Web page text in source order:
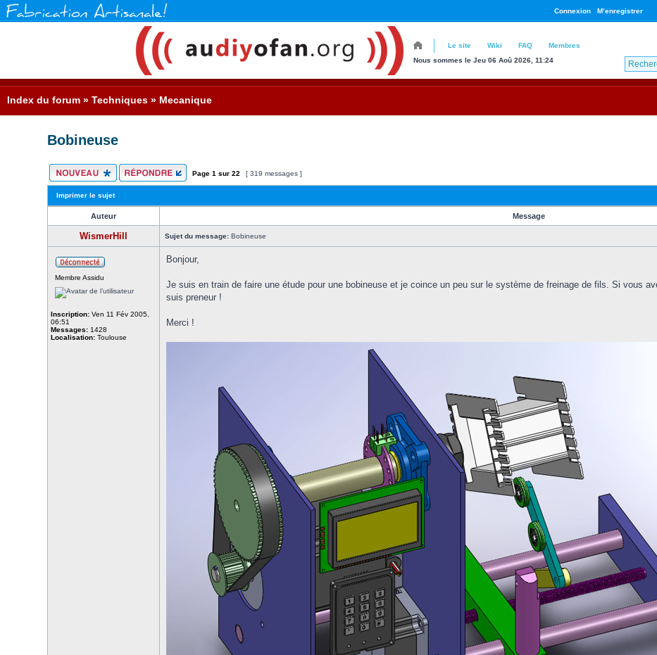
Connexion M’enregistrer
Le site Wiki FAQ
Membres
Nous sommes le Jeu 06 Aoû 2026, 11:24
Index du forum » Techniques » Mecanique
Bobineuse
Page1 sur22 [ 319 messages ]
Imprimer le sujet
Auteur Message
WismerHill Sujet du message: Bobineuse
Membre Assidu
Inscription: Ven 11 Fév 2005,
06:51
Messages: 1428
Localisation: Toulouse
Bonjour,
Je suis en train de faire une étude pour une bobineuse et je coince un peu sur le système de freinage de fils. Si vous
suis preneur !
Merci !